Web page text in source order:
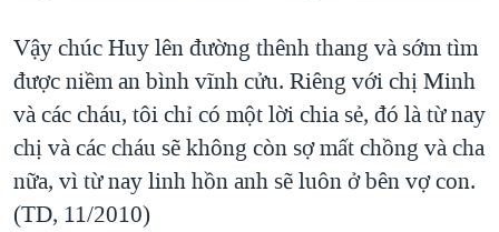
Vậy chúc Huy lên đường thênh thang và sớm tìm
được niềm an bình vĩnh cửu. Riêng với chị Minh
và các cháu, tôi chỉ có một lời chia sẻ, đó là từ nay
chị và các cháu sẽ không còn sợ mất chồng và cha
nữa, vì từ nay linh hồn anh sẽ luôn ở bên vợ con.
(TD, 11/2010)